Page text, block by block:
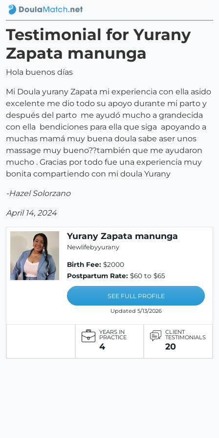
Testimonial for Yurany
Zapata manunga
Hola buenos días
Mi Doula yurany Zapata mi experiencia con ella asido
excelente me dio todo su apoyo durante mi parto y
después del parto me ayudó mucho a grandecida
con ella bendiciones para ella que siga apoyando a
muchas mamá muy buena doula sabe aser unos
massage muy bueno??también que me ayudaron
mucho . Gracias por todo fue una experiencia muy
bonita compartiendo con mi doula Yurany
-Hazel Solorzano
April 14, 2024
Yurany Zapata manunga
Newlifebyyurany
Birth Fee: $2000
Postpartum Rate: $60 to $65
SEE FULL PROFILE
Updated 5/13/2026
YEARS IN
PRACTICE
4
CLIENT
TESTIMONIALS
20